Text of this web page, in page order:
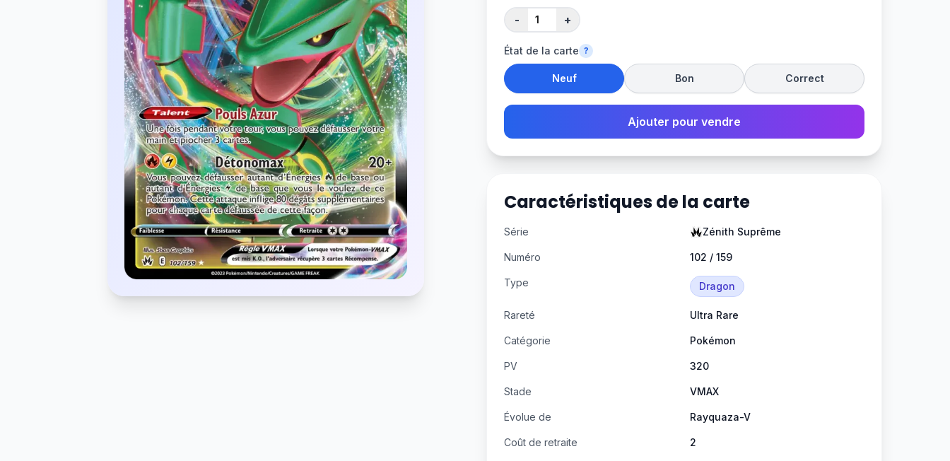
- +
État de la carte ?
Neuf Bon Correct
Ajouter pour vendre
Caractéristiques de la carte
Série Zénith Suprême
Numéro 102 / 159
Type Dragon
Rareté Ultra Rare
Catégorie Pokémon
PV 320
Stade VMAX
Évolue de Rayquaza-V
Coût de retraite 2